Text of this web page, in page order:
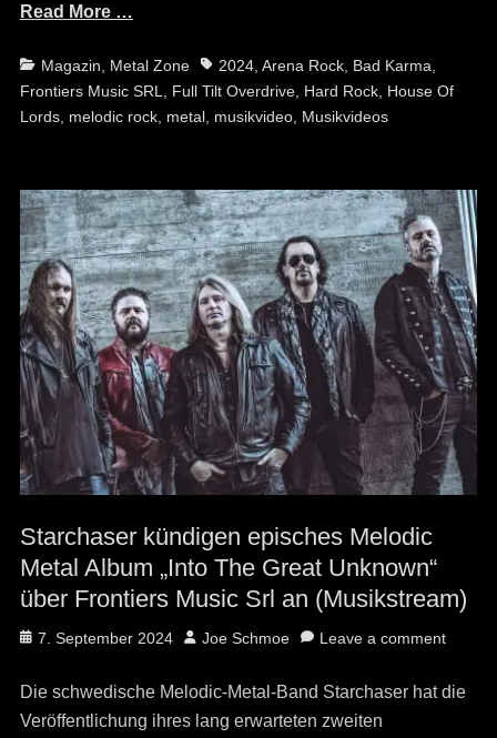
Read More …
Categories
Magazin Metal Zone Tags2024, Arena Rock, Bad Karma
Frontiers Music SRL
Full Tilt Overdrive, Hard Rock, House Of
Lords, melodic rock, metal, musikvideo, Musikvideos
Starchaser kündigen episches Melodic
Metal Album „Into The Great Unknown“
über Frontiers Music Srl an (Musikstream)
Posted
7. September 2024 Author
Joe Schmoe Leave a comment
Die schwedische Melodic-Metal-Band Starchaser hat die
Veröffentlichung ihres lang erwarteten zweiten